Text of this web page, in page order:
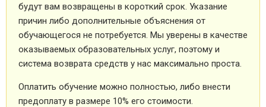
будут вам возвращены в короткий срок. Указание
причин либо дополнительные объяснения от
обучающегося не потребуется. Мы уверены в качестве
оказываемых образовательных услуг, поэтому и
система возврата средств у нас максимально проста.
Оплатить обучение можно полностью, либо внести
предоплату в размере 10% его стоимости.